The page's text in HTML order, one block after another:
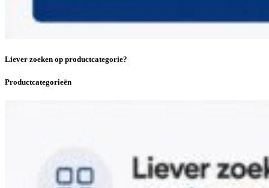
Liever zoeken op productcategorie?
Productcategorieën